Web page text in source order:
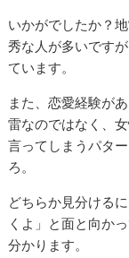
いかがでしたか？
秀な人が多いです
ています。
また、恋愛経験が
雷なのではなく、
言ってしまうパタ
ろ。
どちらか見分ける
くよ」と面と向か
分かります。